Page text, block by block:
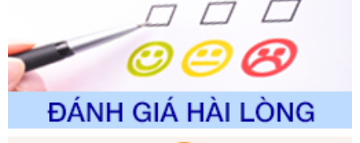
2310/QĐ-UBND
Tên: Về việc công bố Danh mục thủ tục hành chính sửa
đổi, bổ sung và phê duyệt Quy trình nội bộ, quy trình điện tử
trong giải quyết thủtục hành chính lĩnh vực biến đổi khí hậu
thuộc phạm vi giải quyết của Sở Nông nghiệp và Môi
trường
Ngày ban hành: 01/06/2026